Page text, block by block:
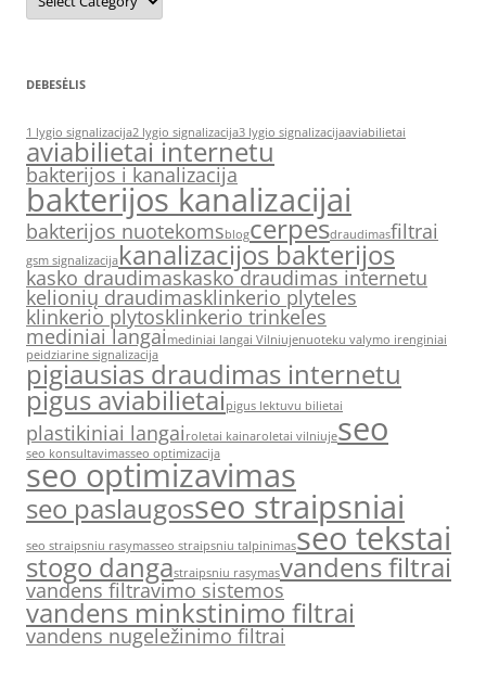
DEBESĖLIS
1 lygio signalizacija2 lygio signalizacija3 lygio signalizacijaaviabilietai
aviabilietai internetu
bakterijos i kanalizacija
bakterijos kanalizacijai
bakterijos nuotekomsblogcerpesdraudimasfiltrai
gsm signalizacijakanalizacijos bakterijos
kasko draudimaskasko draudimas internetu
kelionių draudimasklinkerio plyteles
klinkerio plytosklinkerio trinkeles
mediniai langai mediniai langai Vilniujenuoteku valymo irenginiai
peidziarine signalizacija
pigiausias draudimas internetu
pigus aviabilietaipigus lektuvu bilietai
plastikiniai langai roletai kainaroletai vilniujeseo
seo konsultavimasseo optimizacija
seo optimizavimas
seo paslaugosseo straipsniai
seo straipsniu rasymasseo straipsniu talpinimasseo tekstai
stogo dangastraipsniu rasymasvandens filtrai
vandens filtravimo sistemos
vandens minkstinimo filtrai
vandens nugeležinimo filtrai